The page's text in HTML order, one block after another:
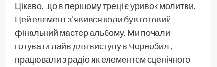
Цікаво, що в першому треці є уривок молитви.
Цей елемент з’явився коли був готовий
фінальний мастер альбому. Ми почали
готувати лайв для виступу в Чорнобилі,
працювали з радіо як елементом сценічного